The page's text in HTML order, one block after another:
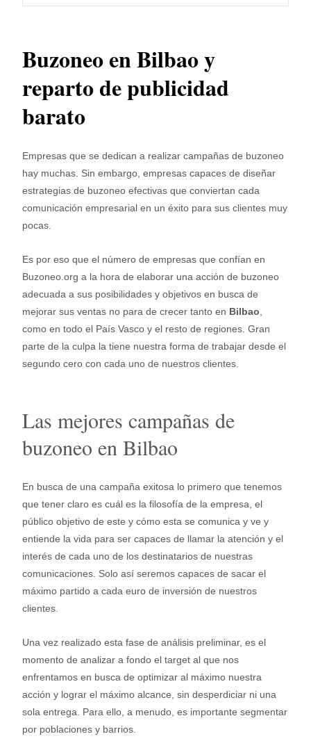
Buzoneo en Bilbao y
reparto de publicidad
barato
Empresas que se dedican a realizar campañas de buzoneo
hay muchas. Sin embargo, empresas capaces de diseñar
estrategias de buzoneo efectivas que conviertan cada
comunicación empresarial en un éxito para sus clientes muy
pocas.
Es por eso que el número de empresas que confían en
Buzoneo.org a la hora de elaborar una acción de buzoneo
adecuada a sus posibilidades y objetivos en busca de
mejorar sus ventas no para de crecer tanto en Bilbao
como en todo el País Vasco y el resto de regiones. Gran
parte de la culpa la tiene nuestra forma de trabajar desde el
segundo cero con cada uno de nuestros clientes.
Las mejores campañas de
buzoneo en Bilbao
En busca de una campaña exitosa lo primero que tenemos
que tener claro es cuál es la filosofía de la empresa, el
público objetivo de este y cómo esta se comunica y ve y
entiende la vida para ser capaces de llamar la atención y el
interés de cada uno de los destinatarios de nuestras
comunicaciones. Solo así seremos capaces de sacar el
máximo partido a cada euro de inversión de nuestros
clientes.
Una vez realizado esta fase de análisis preliminar, es el
momento de analizar a fondo el target al que nos
enfrentamos en busca de optimizar al máximo nuestra
acción y lograr el máximo alcance, sin desperdiciar ni una
sola entrega. Para ello, a menudo, es importante segmentar
por poblaciones y barrios.